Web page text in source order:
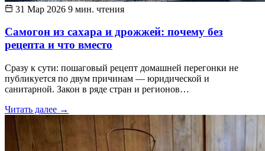
31 Мар 2026 9 мин. чтения
Самогон из сахара и дрожжей: почему без
рецепта и что вместо
Сразу к сути: пошаговый рецепт домашней перегонки не
публикуется по двум причинам — юридической и
санитарной. Закон в ряде стран и регионов…
Читать далее →